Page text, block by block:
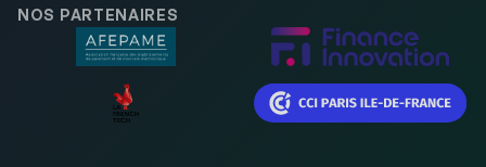
NOS PARTENAIRES